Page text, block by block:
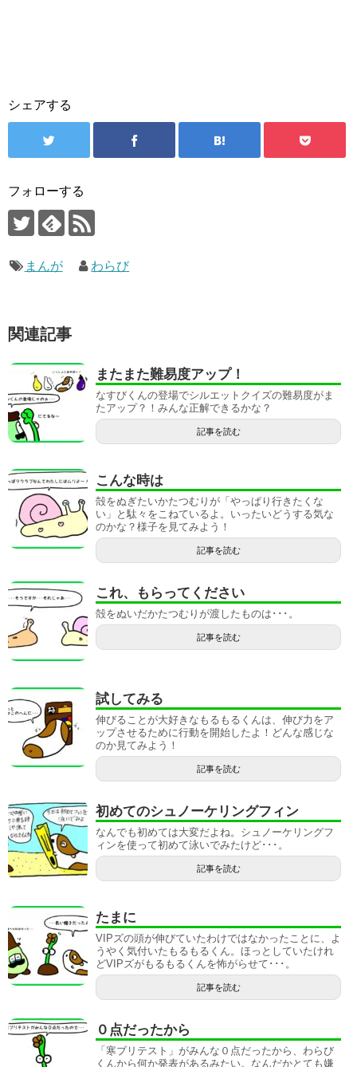
シェアする
フォローする
まんが わらび
関連記事
またまた難易度アップ！
なすびくんの登場でシルエットクイズの難易度がま
たアップ？！みんな正解できるかな？
記事を読む
こんな時は
殻をぬぎたいかたつむりが「やっぱり行きたくな
い」と駄々をこねているよ。いったいどうする気な
のかな？様子を見てみよう！
記事を読む
これ、もらってください
殻をぬいだかたつむりが渡したものは･･･。
記事を読む
試してみる
伸びることが大好きなもるもるくんは、伸び力をア
ップさせるために行動を開始したよ！どんな感じな
のか見てみよう！
記事を読む
初めてのシュノーケリングフィン
なんでも初めては大変だよね。シュノーケリングフ
ィンを使って初めて泳いでみたけど･･･。
記事を読む
たまに
VIPズの頭が伸びていたわけではなかったことに、よ
うやく気付いたもるもるくん。ほっとしていたけれ
どVIPズがもるもるくんを怖がらせて･･･。
記事を読む
０点だったから
「寒ブリテスト」がみんな０点だったから、わらび
くんから何か発表があるみたい。なんだかとても嫌